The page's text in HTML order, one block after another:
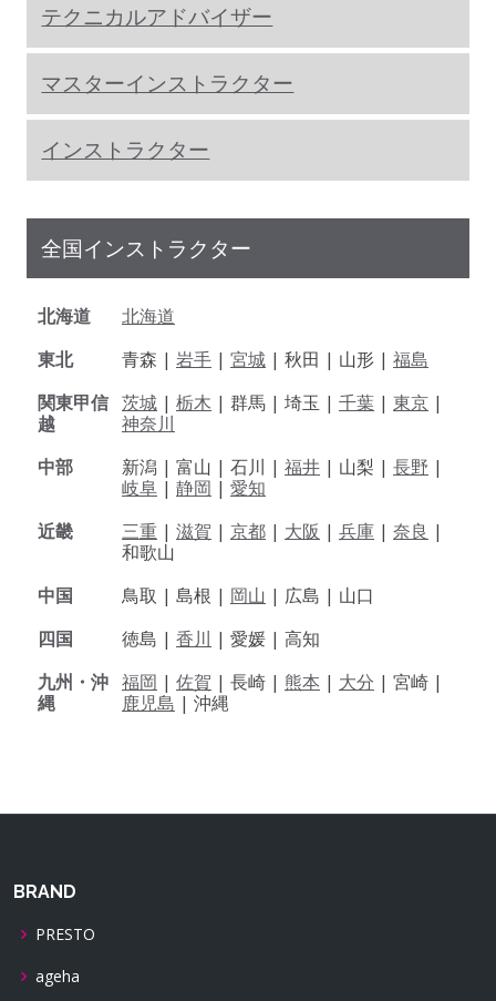
テクニカルアドバイザー
マスターインストラクター
インストラクター
全国インストラクター
北海道
北海道
東北
青森 | 岩手 | 宮城 | 秋田 | 山形 | 福島
関東甲信
越
茨城 | 栃木 | 群馬 | 埼玉 | 千葉 | 東京 |
神奈川
中部
新潟 | 富山 | 石川 | 福井 | 山梨 | 長野 |
岐阜 | 静岡 | 愛知
近畿
三重 | 滋賀 | 京都 | 大阪 | 兵庫 | 奈良 |
和歌山
中国
鳥取 | 島根 | 岡山 | 広島 | 山口
四国
徳島 | 香川 | 愛媛 | 高知
九州・沖
縄
福岡 | 佐賀 | 長崎 | 熊本 | 大分 | 宮崎 |
鹿児島 | 沖縄
BRAND
PRESTO
ageha